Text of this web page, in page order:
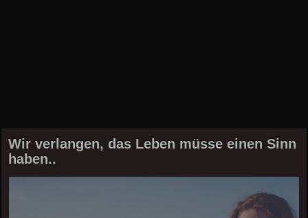
Wir verlangen, das Leben müsse einen Sinn
haben..